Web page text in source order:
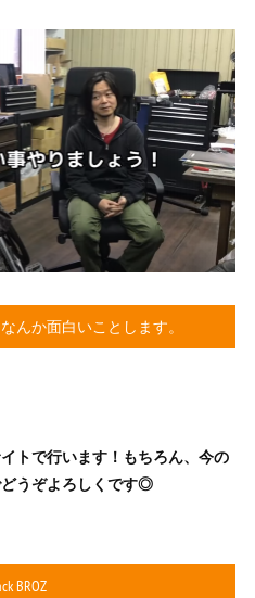
なんか面白いことします。
トで行います！もちろん、今の
うぞよろしくです◎
BROZ